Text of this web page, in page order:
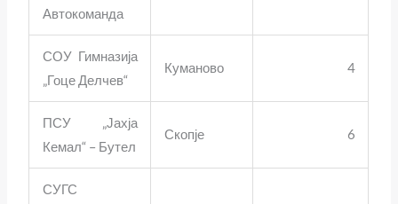
Автокоманда
СОУ Гимназија
„Гоце Делчев“
Куманово 4
ПСУ „Јахја
Кемал“ – Бутел
Скопје 6
СУГС